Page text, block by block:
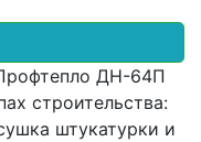
ДН-64П
строительства:
штукатурки и